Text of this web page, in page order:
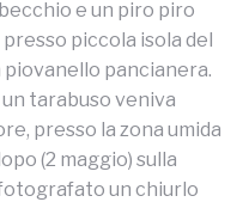
e un piro piro
piccola isola del
piovanello pancianera.
tarabuso veniva
presso la zona umida
(2 maggio) sulla
un chiurlo